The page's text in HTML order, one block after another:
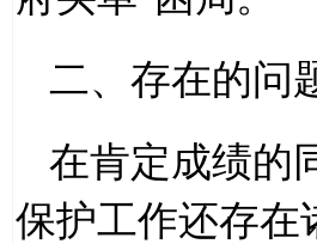
二、存在的问
在肯定成绩的
保护工作还存在